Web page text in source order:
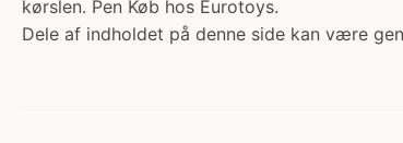
kørslen. Pen Køb hos Eurotoys.
Dele af indholdet på denne side kan være